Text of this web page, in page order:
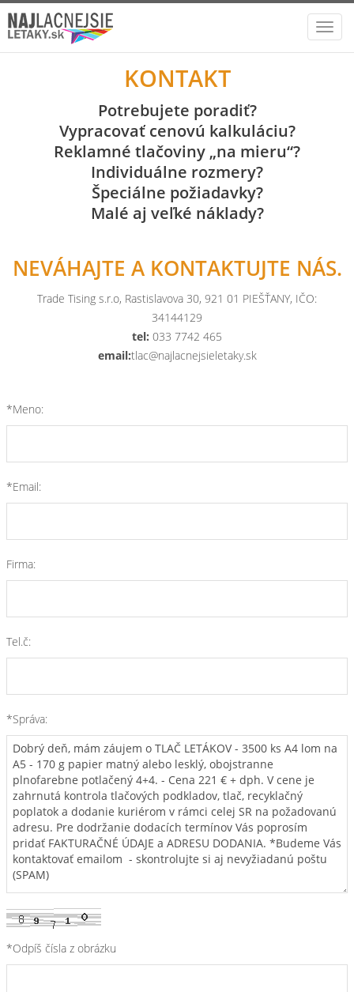
KONTAKT
Potrebujete poradiť?
Vypracovať cenovú kalkuláciu?
Reklamné tlačoviny „na mieru“?
Individuálne rozmery?
Špeciálne požiadavky?
Malé aj veľké náklady?
NEVÁHAJTE A KONTAKTUJTE NÁS.
Trade Tising s.r.o, Rastislavova 30, 921 01 PIEŠŤANY, IČO:
34144129
tel: 033 7742 465
email:tlac@najlacnejsieletaky.sk
*Meno:
*Email:
Firma:
Tel.č:
*Správa:
*Odpíš čísla z obrázku